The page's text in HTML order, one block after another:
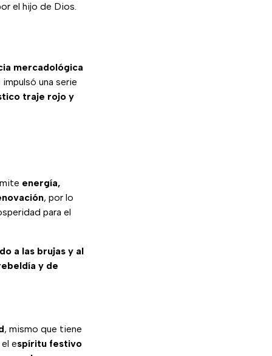
el hijo de Dios.
mercadológica
una serie
traje rojo y
energía,
, por lo
para el
a las brujas y al
y de
, mismo que tiene
espíritu festivo